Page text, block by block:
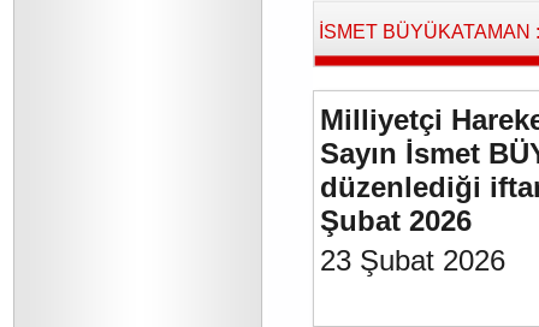
İSMET BÜYÜKATAMAN
Milliyetçi
Sayın İsmet
düzenlediği
Şubat 2026
23 Şubat 2026